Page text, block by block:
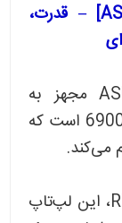
لپ‌تاپ [ASUS ROGSTRIX G513RM] – قدرت،
لپ‌تاپ ASUS ROGSTRIX G513RM مجهز به
پردازنده RYZEN9 با سری عددی 6900HX است که
می‌کند.
با 6 گیگابایت کارت گرافیک RTX 3060، این لپ‌تاپ